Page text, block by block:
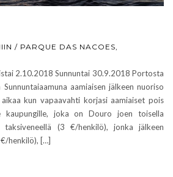
/ PARQUE DAS NACOES,
2.10.2018 Sunnuntai 30.9.2018 Portosta
aamiaisen jälkeen nuoriso
kun vapaavahti korjasi aamiaiset pois
kaupungille, joka on Douro joen toisella
(3 €/henkilö), jonka jälkeen
henkilö), […]